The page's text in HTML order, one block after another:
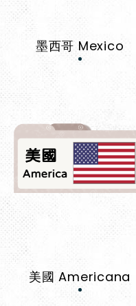
墨西哥 Mexico
美國 Americana